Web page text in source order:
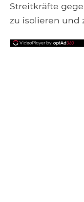
Streitkräfte
zu isolieren und